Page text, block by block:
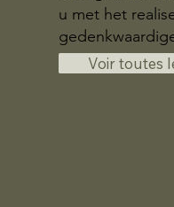
u met het
Voir toutes